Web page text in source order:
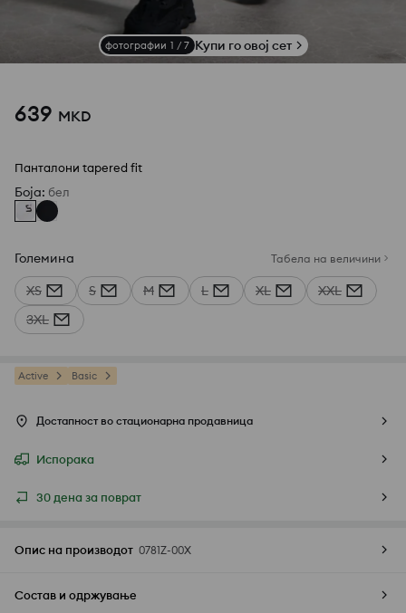
фотографии 1 / 7 Купи го овој сет
639 MKD
Панталони tapered fit
Боја: бел
Големина Табела на величини
XS S M L XL
XXL
3XL
Active Basic
Достапност во стационарна продавница
Испорака
30 дена за поврат
Опис на производот 0781Z-00X
Состав и одржување